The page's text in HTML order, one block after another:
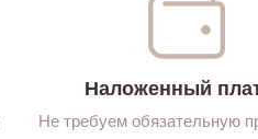
Наложенный
Не требуем обязательную